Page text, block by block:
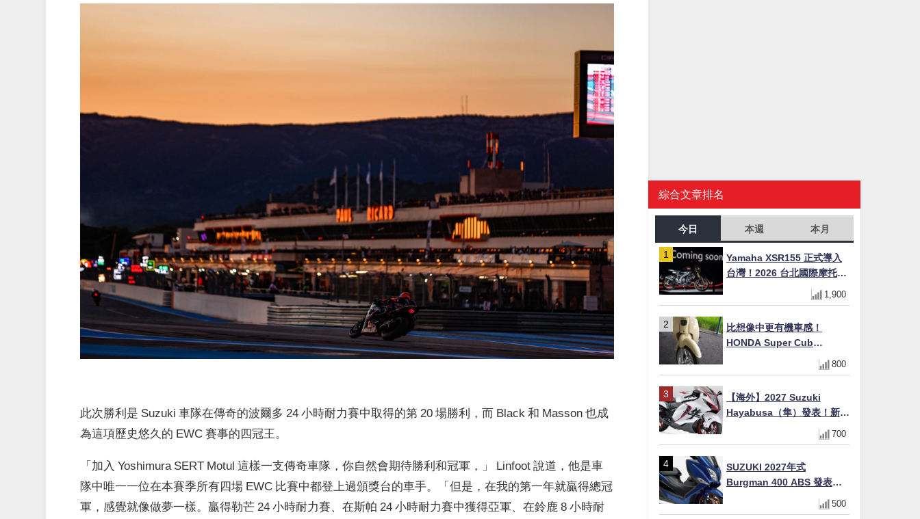
此次勝利是 Suzuki 車隊在傳奇的波爾多 24 小時耐力賽中取得的第 20 場勝利，而 Black 和 Masson 也成
為這項歷史悠久的 EWC 賽事的四冠王。
「加入 Yoshimura SERT Motul 這樣一支傳奇車隊，你自然會期待勝利和冠軍，」 Linfoot 說道，他是車
隊中唯一一位在本賽季所有四場 EWC 比賽中都登上過頒獎台的車手。「但是，在我的第一年就贏得總冠
軍，感覺就像做夢一樣。贏得勒芒 24 小時耐力賽、在斯帕 24 小時耐力賽中獲得亞軍、在鈴鹿 8 小時耐
綜合文章排名
今日 本週 本月
Yamaha XSR155 正式導入
台灣！2026 台北國際摩托車
展亮相，70 週年紀念版
YZF-R 系列限量追加販售
1,900
比想像中更有機車感！
HONDA Super Cub
110【Webike愛車精選】
800
【海外】2027 Suzuki
Hayabusa（隼）發表！新增
Special Edition 特仕版，全
新珍珠白塗裝與專屬配備登
700
SUZUKI 2027年式
Burgman 400 ABS 發表！
8/18日本上市、支援E10汽油
售價98萬100日圓
500